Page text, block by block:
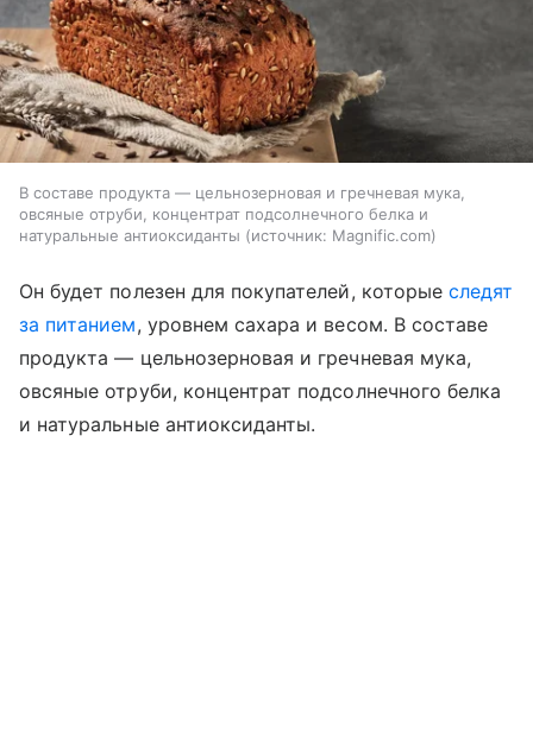
В составе продукта — цельнозерновая и гречневая мука,
овсяные отруби, концентрат подсолнечного белка и
натуральные антиоксиданты
источник: Magnific.com
Он будет полезен для покупателей, которыеследят
за питанием, уровнем сахара и весом. В составе
продукта — цельнозерновая и гречневая мука,
овсяные отруби, концентрат подсолнечного белка
и натуральные антиоксиданты.